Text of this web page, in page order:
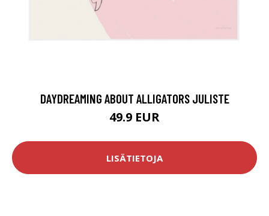
DAYDREAMING ABOUT ALLIGATORS JULISTE
49.9 EUR
LISÄTIETOJA